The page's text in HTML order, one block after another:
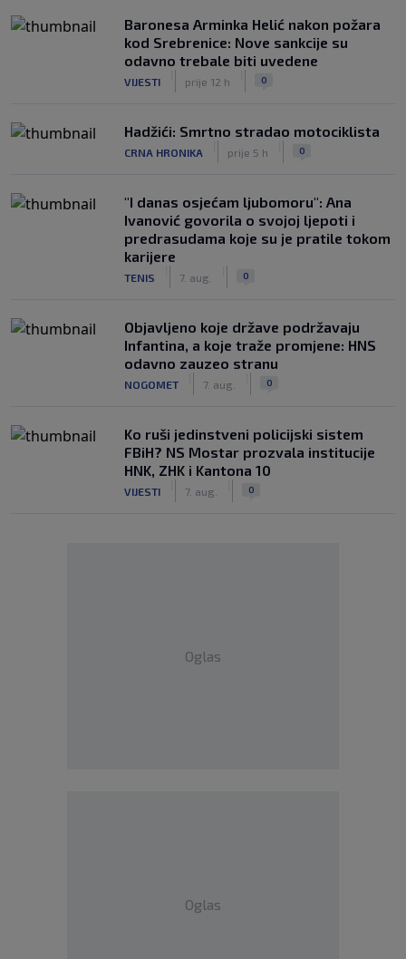
Baronesa Arminka Helić nakon požara
kod Srebrenice: Nove sankcije su
odavno trebale biti uvedene
VIJESTI prije 12 h 0
Hadžići: Smrtno stradao motociklista
CRNA HRONIKA prije 5 h 0
"I danas osjećam ljubomoru": Ana
Ivanović govorila o svojoj ljepoti i
predrasudama koje su je pratile tokom
karijere
TENIS 7. aug. 0
Objavljeno koje države podržavaju
Infantina, a koje traže promjene: HNS
odavno zauzeo stranu
NOGOMET 7. aug. 0
Ko ruši jedinstveni policijski sistem
FBiH? NS Mostar prozvala institucije
HNK, ZHK i Kantona 10
VIJESTI 7. aug. 0
Oglas
Oglas